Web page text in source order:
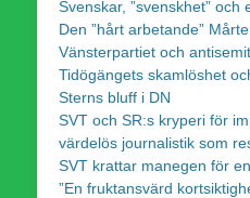
Svenskar, ”svenskhet” och
Den ”hårt arbetande”
Vänsterpartiet och
Tidögängets skamlöshet
Sterns bluff i DN
SVT och SR:s kryperi för
värdelös journalistik som
SVT krattar manegen för
”En fruktansvärd